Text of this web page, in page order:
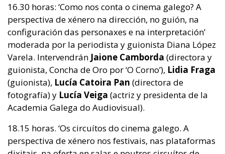
16.30 horas: ‘Como nos conta o cinema galego? A
perspectiva de xénero na dirección, no guión, na
configuración das personaxes e na interpretación’
moderada por la periodista y guionista Diana López
Varela. Intervendrán Jaione Camborda (directora y
guionista, Concha de Oro por ‘O Corno’), Lidia Fraga
(guionista), Lucía Catoira Pan (directora de
fotografía) y Lucía Veiga (actriz y presidenta de la
Academia Galega do Audiovisual).
18.15 horas. ‘Os circuítos do cinema galego. A
perspectiva de xénero nos festivais, nas plataformas